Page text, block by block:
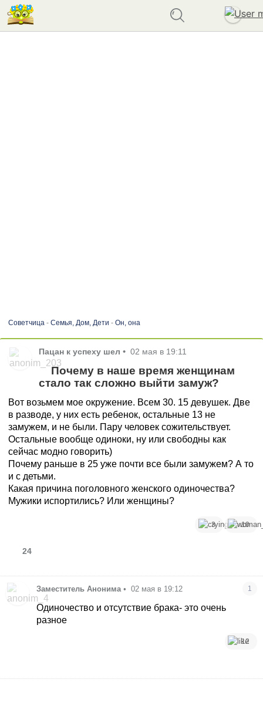
Советчица- Семья, Дом, Дети - Он, она
Пацан к успеху шел • 02 мая в 19:11
Почему в наше время женщинам
стало так сложно выйти замуж?
Вот возьмем мое окружение. Всем 30. 15 девушек. Две
в разводе, у них есть ребенок, остальные 13 не
замужем, и не были. Пару человек сожительствует.
Остальные вообще одиноки, ну или свободны как
сейчас модно говорить)
Почему раньше в 25 уже почти все были замужем? А то
и с детьми.
Какая причина поголовного женского одиночества?
Мужики испортились? Или женщины?
3 10
24
Заместитель Анонима • 02 мая в 19:12 1
Одиночество и отсутствие брака- это очень
разное
12